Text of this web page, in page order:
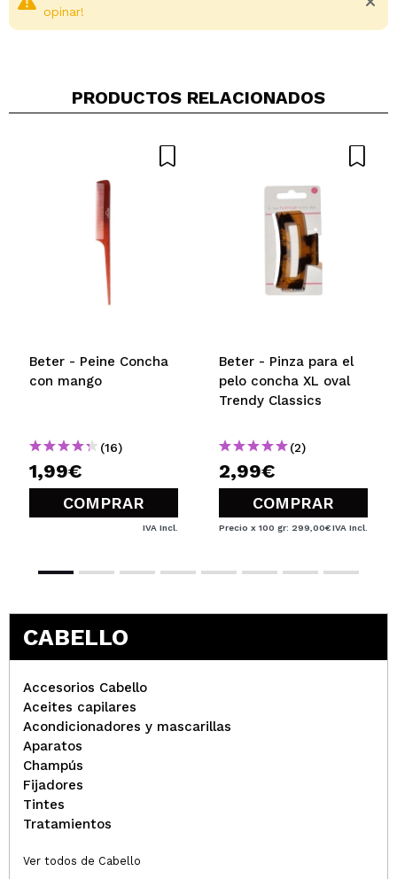
Tu vídeo podría ser el primero. Imagínatelo...
¿Recomendarías su compra? Si No
opinar!
PRODUCTOS RELACIONADOS
Beter - Peine Concha
con mango
(16)
1,99€
COMPRAR
IVA Incl.
Beter - Pinza para el
pelo concha XL oval
Trendy Classics
(2)
2,99€
COMPRAR
Precio x 100 gr: 299,00€IVA Incl.
CABELLO
Accesorios Cabello
Aceites capilares
Acondicionadores y mascarillas
Aparatos
Champús
Fijadores
Tintes
Tratamientos
Ver todos de Cabello